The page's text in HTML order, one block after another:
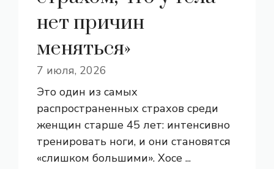
нет причин
меняться»
7 июля, 2026
Это один из самых
распространенных страхов среди
женщин старше 45 лет: интенсивно
тренировать ноги, и они становятся
«слишком большими». Хосе ...